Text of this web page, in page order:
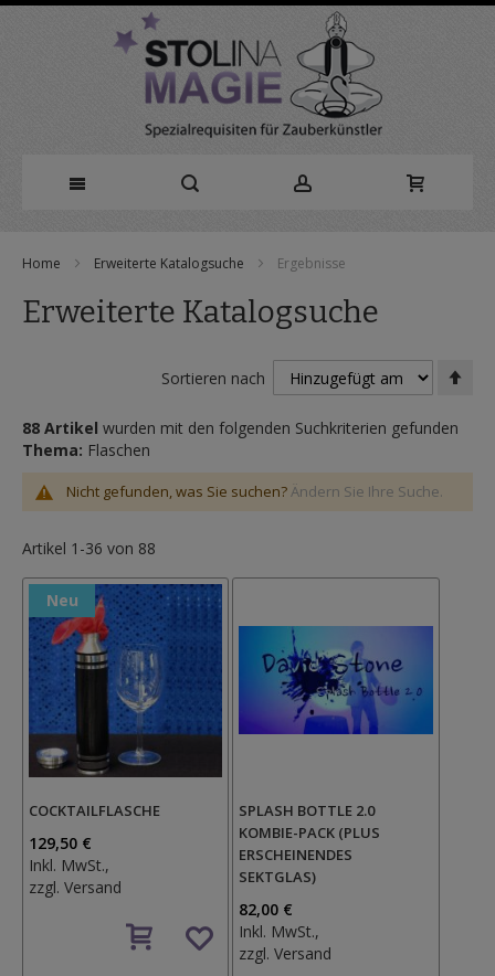
zum
Inhalt
Home Erweiterte Katalogsuche Ergebnisse
Erweiterte Katalogsuche
88 Artikel wurden mit den folgenden Suchkriterien gefunden
Thema: Flaschen
Nicht gefunden, was Sie suchen? Ändern Sie Ihre Suche.
Artikel 1 -36 von 88
Sortieren nach
Neu
COCKTAILFLASCHE
129,50 €
Inkl. MwSt.,
zzgl. Versand
den
Wunschzettel
SPLASH BOTTLE 2.0
KOMBIE-PACK (PLUS
ERSCHEINENDES
SEKTGLAS)
82,00 €
Inkl. MwSt.,
zzgl.Versand